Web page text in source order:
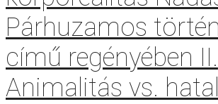
Párhuzamos
című regényében II.
Animalitás vs.